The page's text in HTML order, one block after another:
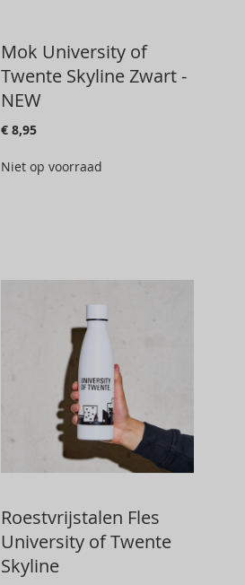
Mok University of
Twente Skyline Zwart -
NEW
€ 8,95
Niet op voorraad
Roestvrijstalen Fles
University of Twente
Skyline